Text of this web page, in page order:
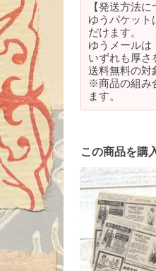
【発送方法に
ゆうパケット
だけます。
ゆうメールは
いずれも厚さ
送料無料の対
※商品の組み
ます。
この商品を購